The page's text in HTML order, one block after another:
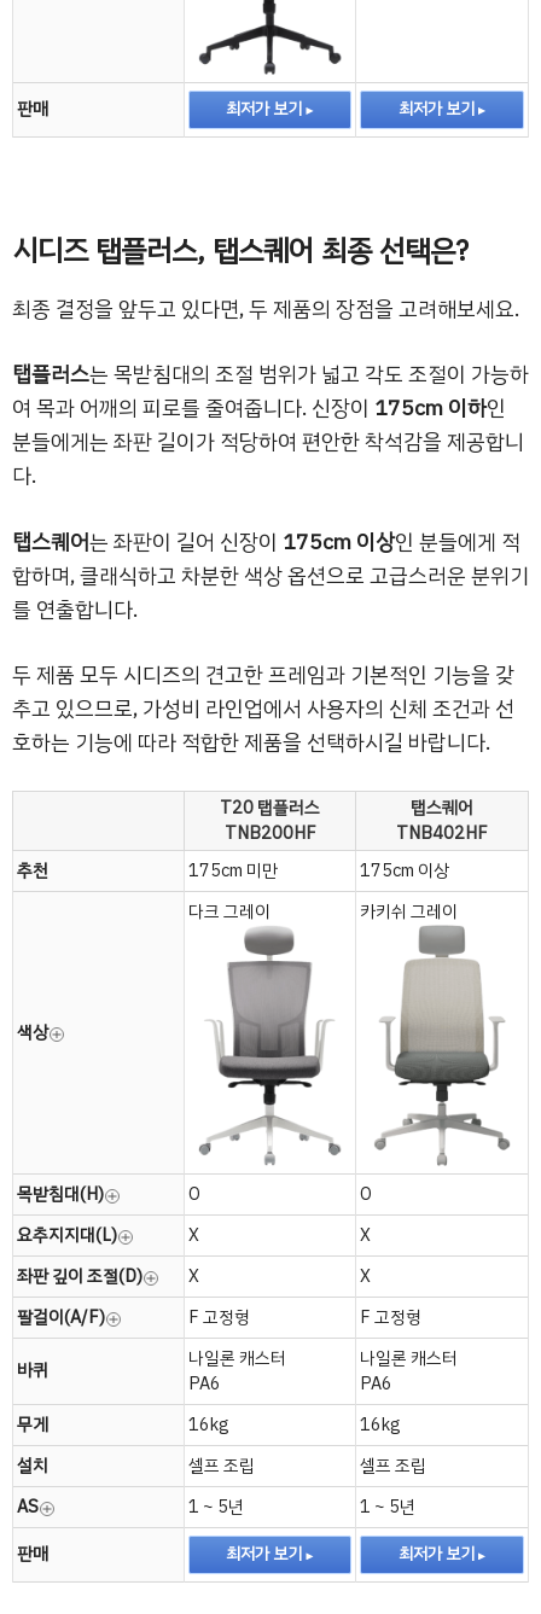
판매 최저가 보기 최저가 보기
시디즈 탭플러스, 탭스퀘어 최종 선택은?
최종 결정을 앞두고 있다면, 두 제품의 장점을 고려해보세요.
탭플러스는 목받침대의 조절 범위가 넓고 각도 조절이 가능하
여 목과 어깨의 피로를 줄여줍니다. 신장이 175cm 이하인
분들에게는 좌판 길이가 적당하여 편안한 착석감을 제공합니
다.
탭스퀘어는 좌판이 길어 신장이 175cm 이상인 분들에게 적
합하며, 클래식하고 차분한 색상 옵션으로 고급스러운 분위기
를 연출합니다.
두 제품 모두 시디즈의 견고한 프레임과 기본적인 기능을 갖
추고 있으므로, 가성비 라인업에서 사용자의 신체 조건과 선
호하는 기능에 따라 적합한 제품을 선택하시길 바랍니다.
T20 탭플러스
TNB200HF
탭스퀘어
TNB402HF
추천
175cm 미만 175cm 이상
색상
다크 그레이 카키쉬 그레이
목받침대(H) O
O
요추지지대(L)
X
X
좌판 깊이 조절(D)
X
X
팔걸이(A/F)
F 고정형
F 고정형
바퀴
나일론 캐스터
PA6
나일론 캐스터
PA6
무게
16kg
16kg
설치
셀프 조립
셀프 조립
AS
1 ~ 5년
1 ~ 5년
판매
최저가 보기 최저가 보기